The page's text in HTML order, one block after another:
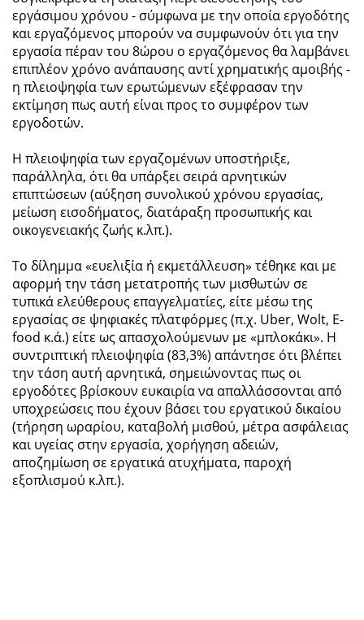
εργάσιμου χρόνου - σύμφωνα με την οποία εργοδότης
και εργαζόμενος μπορούν να συμφωνούν ότι για την
εργασία πέραν του 8ώρου ο εργαζόμενος θα λαμβάνει
επιπλέον χρόνο ανάπαυσης αντί χρηματικής αμοιβής -
η πλειοψηφία των ερωτώμενων εξέφρασαν την
εκτίμηση πως αυτή είναι προς το συμφέρον των
εργοδοτών.
Η πλειοψηφία των εργαζομένων υποστήριξε,
παράλληλα, ότι θα υπάρξει σειρά αρνητικών
επιπτώσεων (αύξηση συνολικού χρόνου εργασίας,
μείωση εισοδήματος, διατάραξη προσωπικής και
οικογενειακής ζωής κ.λπ.).
Το δίλημμα «ευελιξία ή εκμετάλλευση» τέθηκε και με
αφορμή την τάση μετατροπής των μισθωτών σε
τυπικά ελεύθερους επαγγελματίες, είτε μέσω της
εργασίας σε ψηφιακές πλατφόρμες (π.χ. Uber, Wolt, E-
food κ.ά.) είτε ως απασχολούμενων με «μπλοκάκι». Η
συντριπτική πλειοψηφία (83,3%) απάντησε ότι βλέπει
την τάση αυτή αρνητικά, σημειώνοντας πως οι
εργοδότες βρίσκουν ευκαιρία να απαλλάσσονται από
υποχρεώσεις που έχουν βάσει του εργατικού δικαίου
(τήρηση ωραρίου, καταβολή μισθού, μέτρα ασφάλειας
και υγείας στην εργασία, χορήγηση αδειών,
αποζημίωση σε εργατικά ατυχήματα, παροχή
εξοπλισμού κ.λπ.).